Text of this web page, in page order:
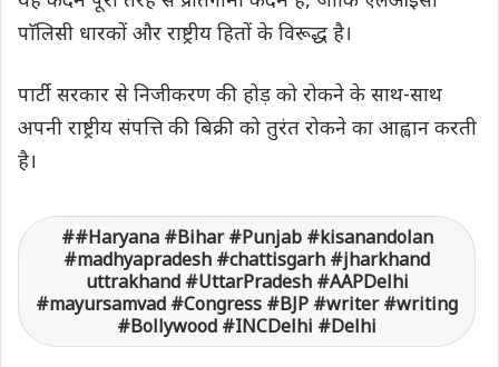
पाॅलिसी धारकों और राष्ट्रीय हितों के विरूद्ध है।
पार्टी सरकार से निजीकरण की होड़ को रोकने के साथ-साथ
अपनी राष्ट्रीय संपत्ति की बिक्री को तुरंत रोकने का आह्वान करती
है।
#Haryana #Bihar #Punjab #kisanandolan
#madhyapradesh #chattisgarh #jharkhand
uttrakhand #UttarPradesh #AAPDelhi
#mayursamvad #Congress #BJP #writer #writing
#Bollywood #INCDelhi #Delhi